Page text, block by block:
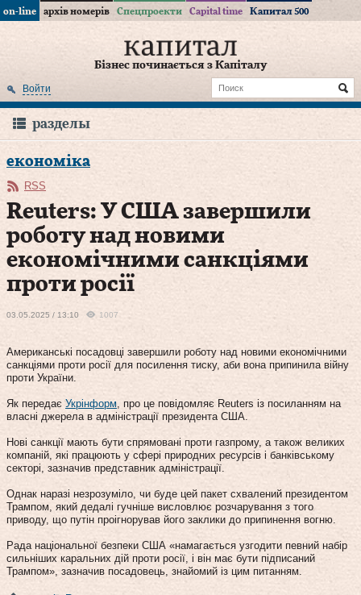
on-line архів номерів Спецпроекти Capital time Капитал 500
Бізнес починається з Капіталу
Войти
разделы
економіка
RSS
Reuters: У США завершили
роботу над новими
економічними санкціями
проти росії
03.05.2025 / 13:10 1007
Американські посадовці завершили роботу над новими економічними
санкціями проти росії для посилення тиску, аби вона припинила війну
проти України.
Як передає Укрінформ, про це повідомляє Reuters із посиланням на
власні джерела в адміністрації президента США.
Нові санкції мають бути спрямовані проти газпрому, а також великих
компаній, які працюють у сфері природних ресурсів і банківському
секторі, зазначив представник адміністрації.
Однак наразі незрозуміло, чи буде цей пакет схвалений президентом
Трампом, який дедалі гучніше висловлює розчарування з того
приводу, що путін проігнорував його заклики до припинення вогню.
Рада національної безпеки США «намагається узгодити певний набір
сильніших каральних дій проти росії, і він має бути підписаний
Трампом», зазначив посадовець, знайомий із цим питанням.